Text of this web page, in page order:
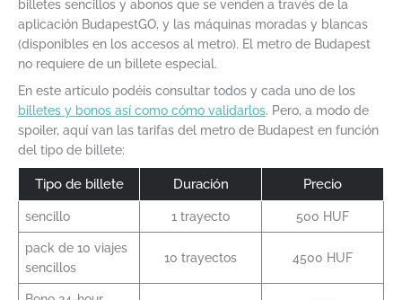
billetes sencillos y abonos que se venden a través de la
aplicación BudapestGO, y las máquinas moradas y blancas
(disponibles en los accesos al metro). El metro de Budapest
no requiere de un billete especial.
En este artículo podéis consultar todos y cada uno de los
billetes y bonos así como cómo validarlos. Pero, a modo de
spoiler, aquí van las tarifas del metro de Budapest en función
del tipo de billete:
Tipo de billete Duración Precio
sencillo 1 trayecto 500 HUF
pack de 10 viajes
sencillos
10 trayectos 4500 HUF